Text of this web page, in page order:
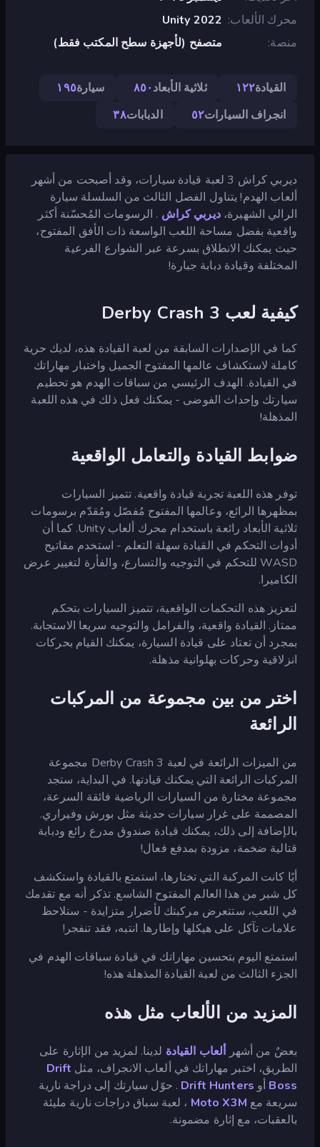
محرك الألعاب Unity 2022
منصة
متصفح (لأجهزة سطح المكتب فقط)
القيادة١٢٢ ثلاثية الأبعاد٨٥٠ سيارة١٩٥
انجراف السيارات٥٢ الدبابات٣٨
ديربي كراش 3 لعبة قيادة سيارات، وقد أصبحت من أشهر
ألعاب الهدم! يتناول الفصل الثالث من السلسلة سيارة
الرالي الشهيرة،ديربي كراش . الرسومات المُحسّنة أكثر
واقعية بفضل مساحة اللعب الواسعة ذات الأفق المفتوح،
حيث يمكنك الانطلاق بسرعة عبر الشوارع الفرعية
المختلفة وقيادة دبابة جبارة!
كيفية لعب Derby Crash 3
كما في الإصدارات السابقة من لعبة القيادة هذه، لديك حرية
كاملة لاستكشاف عالمها المفتوح الجميل واختبار مهاراتك
في القيادة. الهدف الرئيسي من سباقات الهدم هو تحطيم
سيارتك وإحداث الفوضى - يمكنك فعل ذلك في هذه اللعبة
المذهلة!
ضوابط القيادة والتعامل الواقعية
توفر هذه اللعبة تجربة قيادة واقعية. تتميز السيارات
بمظهرها الرائع، وعالمها المفتوح مُفصّل ومُقدّم برسومات
ثلاثية الأبعاد رائعة باستخدام محرك ألعاب Unity. كما أن
أدوات التحكم في القيادة سهلة التعلم - استخدم مفاتيح
WASD للتحكم في التوجيه والتسارع، والفأرة لتغيير عرض
الكاميرا.
لتعزيز هذه التحكمات الواقعية، تتميز السيارات بتحكم
ممتاز. القيادة واقعية، والفرامل والتوجيه سريعا الاستجابة.
بمجرد أن تعتاد على قيادة السيارة، يمكنك القيام بحركات
انزلاقية وحركات بهلوانية مذهلة.
اختر من بين مجموعة من المركبات
الرائعة
من الميزات الرائعة في لعبة Derby Crash 3 مجموعة
المركبات الرائعة التي يمكنك قيادتها. في البداية، ستجد
مجموعة مختارة من السيارات الرياضية فائقة السرعة،
المصممة على غرار سيارات حديثة مثل بورش وفيراري.
بالإضافة إلى ذلك، يمكنك قيادة صندوق مدرع رائع ودبابة
قتالية ضخمة، مزودة بمدفع فعال!
أيًا كانت المركبة التي تختارها، استمتع بالقيادة واستكشف
كل شبر من هذا العالم المفتوح الشاسع. تذكر أنه مع تقدمك
في اللعب، ستتعرض مركبتك لأضرار متزايدة - ستلاحظ
علامات تآكل على هيكلها وإطارها. انتبه، فقد تنفجر!
استمتع اليوم بتحسين مهاراتك في قيادة سباقات الهدم في
الجزء الثالث من لعبة القيادة المذهلة هذه!
المزيد من الألعاب مثل هذه
بعضٌ من أشهرألعاب القيادة لدينا. لمزيد من الإثارة على
الطريق، اختبر مهاراتك في ألعاب الانجراف، مثل Drift
Boss أو Drift Hunters . حوّل سيارتك إلى دراجة نارية
سريعة مع Moto X3M ، لعبة سباق دراجات نارية مليئة
بالعقبات، مع إثارة مضمونة.